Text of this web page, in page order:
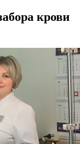
крови